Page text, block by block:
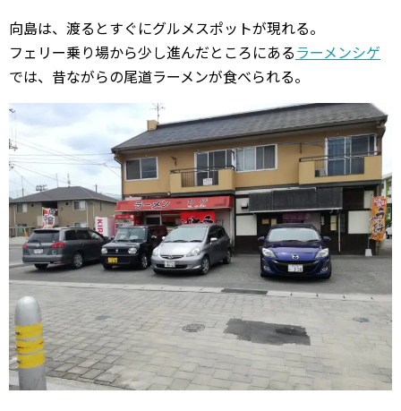
向島は、渡るとすぐにグルメスポットが現れる。
フェリー乗り場から少し進んだところにあるラーメンシゲ
では、昔ながらの尾道ラーメンが食べられる。